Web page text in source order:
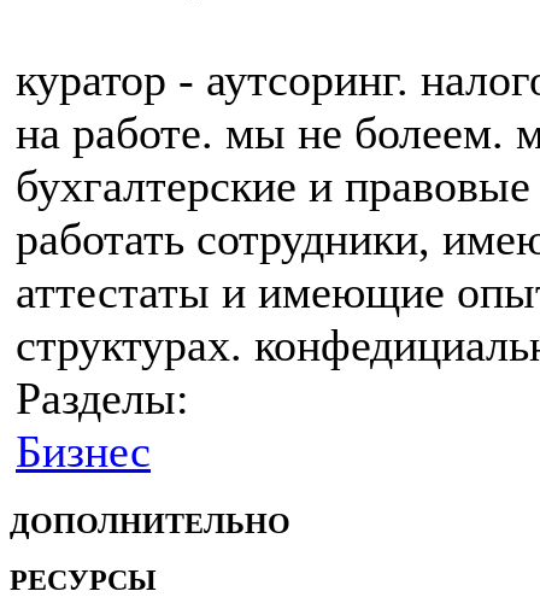
куратор - аутсоринг.
на работе. мы не болеем.
бухгалтерские и
работать сотрудники,
аттестаты и имеющие
структурах.
Разделы:
Бизнес
ДОПОЛНИТЕЛЬНО
РЕСУРСЫ